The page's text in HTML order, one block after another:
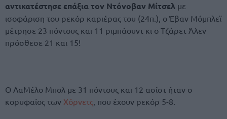
αντικατέστησε επάξια τον Ντόνοβαν Μίτσελ με
ισοφάριση του ρεκόρ καριέρας του (24π.), ο Έβαν Μόμπλεϊ
μέτρησε 23 πόντους και 11 ριμπάουντ κι ο Τζάρετ Άλεν
πρόσθεσε 21 και 15!
Ο ΛαΜέλο Μπολ με 31 πόντους και 12 ασίστ ήταν ο
κορυφαίος των Χόρνετς , που έχουν ρεκόρ 5-8.